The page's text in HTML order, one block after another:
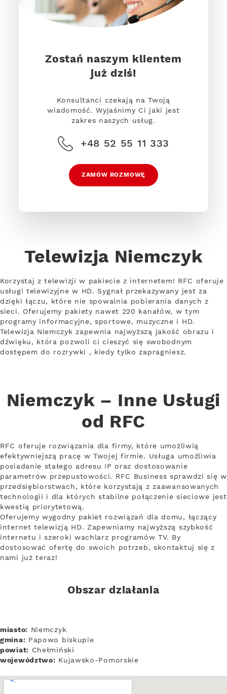
Zostań naszym klientem
już dziś!
Konsultanci czekają na Twoją
wiadomość. Wyjaśnimy Ci jaki jest
zakres naszych usług.
+48 52 55 11 333
ZAMÓW ROZMOWĘ
Telewizja Niemczyk
Korzystaj z telewizji w pakiecie z internetem! RFC oferuje
usługi telewizyjne w HD. Sygnał przekazywany jest za
dzięki łączu, które nie spowalnia pobierania danych z
sieci. Oferujemy pakiety nawet 220 kanałów, w tym
programy informacyjne, sportowe, muzyczne i HD.
Telewizja Niemczyk zapewnia najwyższą jakość obrazu i
dźwięku, która pozwoli ci cieszyć się swobodnym
dostępem do rozrywki , kiedy tylko zapragniesz.
Niemczyk – Inne Usługi
od RFC
RFC oferuje rozwiązania dla firmy, które umożliwią
efektywniejszą pracę w Twojej firmie. Usługa umożliwia
posiadanie stałego adresu IP oraz dostosowanie
parametrów przepustowości. RFC Business sprawdzi się w
przedsiębiorstwach, które korzystają z zaawansowanych
technologii i dla których stabilne połączenie sieciowe jest
kwestią priorytetową.
Oferujemy wygodny pakiet rozwiązań dla domu, łączący
internet telewizją HD. Zapewniamy najwyższą szybkość
internetu i szeroki wachlarz programów TV. By
dostosować ofertę do swoich potrzeb, skontaktuj się z
nami już teraz!
Obszar działania
miasto: Niemczyk
gmina: Papowo biskupie
powiat: Chełmiński
województwo: Kujawsko-Pomorskie